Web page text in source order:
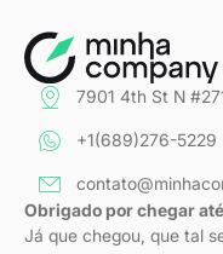
7901 4th St N
+1(689)276-5229
Obrigado por chegar
Já que chegou, que tal